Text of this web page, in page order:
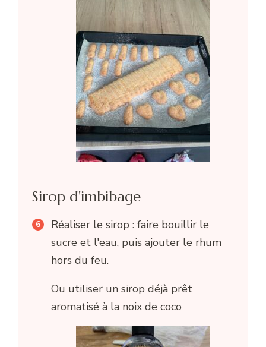
Sirop d'imbibage
Réaliser le sirop : faire bouillir le
sucre et l'eau, puis ajouter le rhum
hors du feu.
Ou utiliser un sirop déjà prêt
aromatisé à la noix de coco